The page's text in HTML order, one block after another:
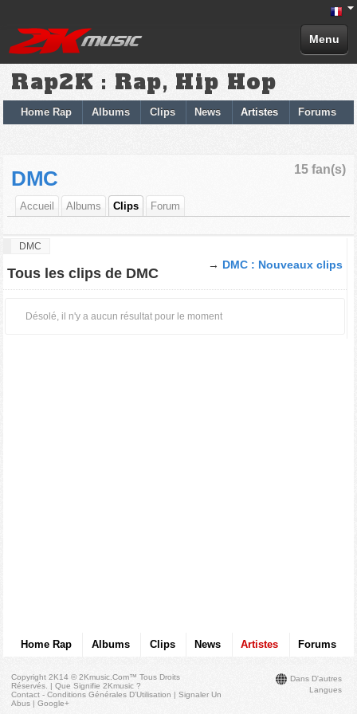
Menu
Rap2K : Rap, Hip Hop
Home Rap Albums Clips News Artistes Forums
15 fan(s)
DMC
Accueil Albums Clips Forum
DMC
→ DMC : Nouveaux clips
Tous les clips de DMC
Désolé, il n'y a aucun résultat pour le moment
Home Rap Albums Clips News Artistes Forums
Dans D'autres
Langues
Copyright 2K14 © 2Kmusic.com™Tous Droits
Réservés . |Que Signifie 2Kmusic ?
Contact - Conditions Générales D'Utilisation |Signaler Un
Abus |Google+